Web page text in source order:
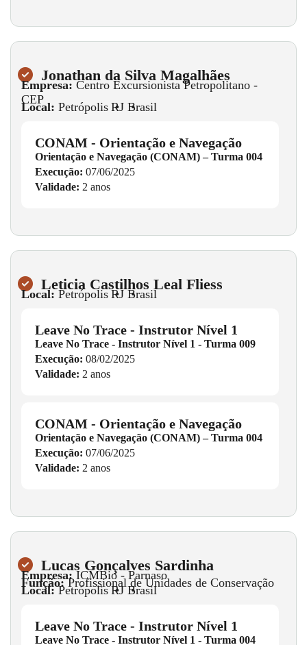
Jonathan da Silva Magalhães
Empresa: Centro Excursionista Petropolitano -
CEP
Local: Petrópolis •
RJ •
Brasil
CONAM - Orientação e Navegação
Orientação e Navegação (CONAM) – Turma 004
Execução: 07/06/2025
Validade: 2 anos
Leticia Castilhos Leal Fliess
Local: Petrópolis •
RJ •
Brasil
Leave No Trace - Instrutor Nível 1
Leave No Trace - Instrutor Nível 1 - Turma 009
Execução: 08/02/2025
Validade: 2 anos
CONAM - Orientação e Navegação
Orientação e Navegação (CONAM) – Turma 004
Execução: 07/06/2025
Validade: 2 anos
Lucas Gonçalves Sardinha
Empresa: ICMBio - Parnaso
Função: Profissional de Unidades de Conservação
Local:Petrópolis•
RJ•
Brasil
Leave No Trace - Instrutor Nível 1
Leave No Trace - Instrutor Nível 1 - Turma 004